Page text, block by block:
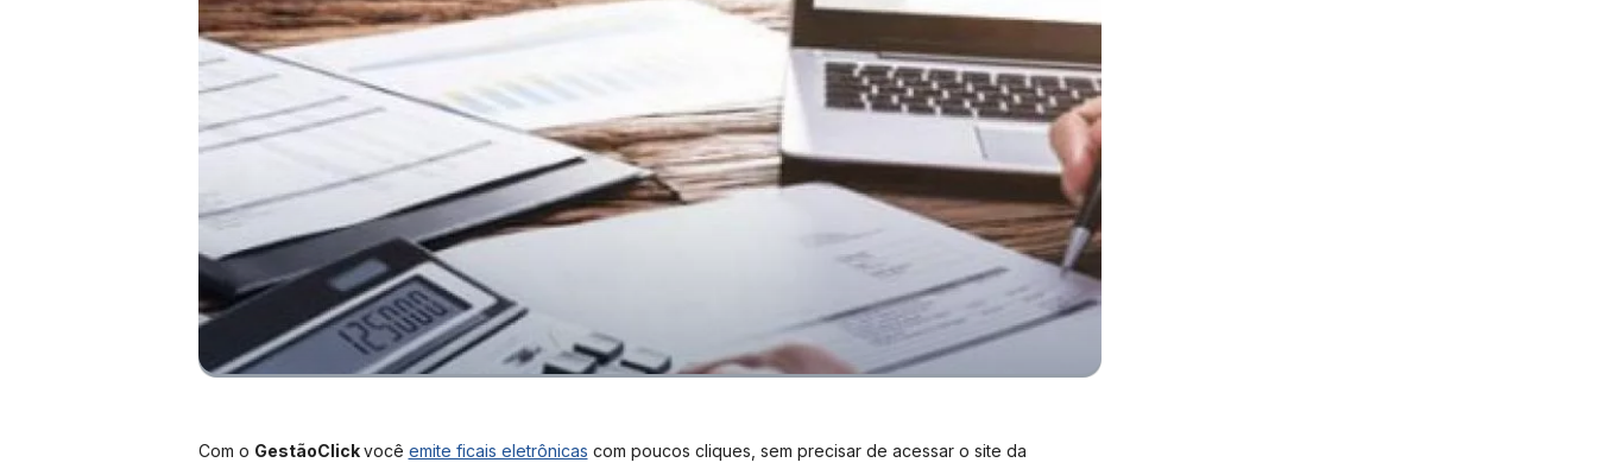
Com o GestãoClickvocê emite ficais eletrônicas com poucos cliques, sem precisar de acessar o site da